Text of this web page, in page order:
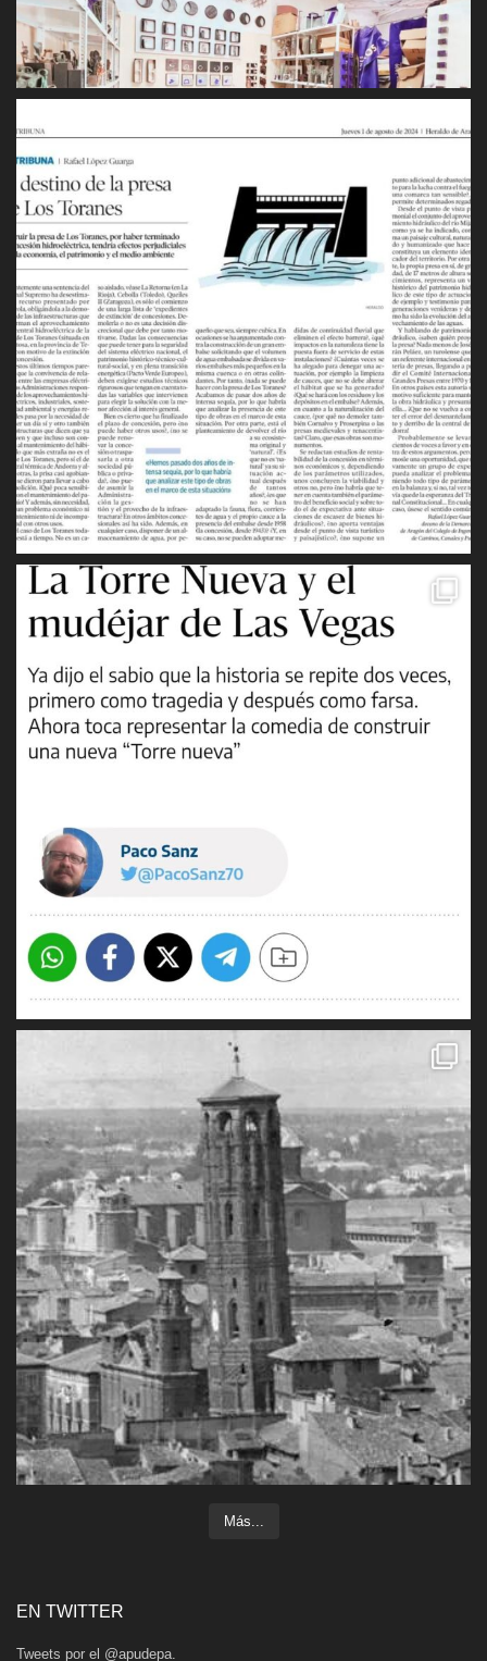
Más...
EN TWITTER
Tweets por el @apudepa.